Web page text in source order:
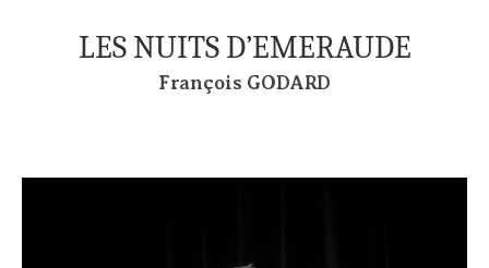
LES NUITS D’EMERAUDE
François GODARD